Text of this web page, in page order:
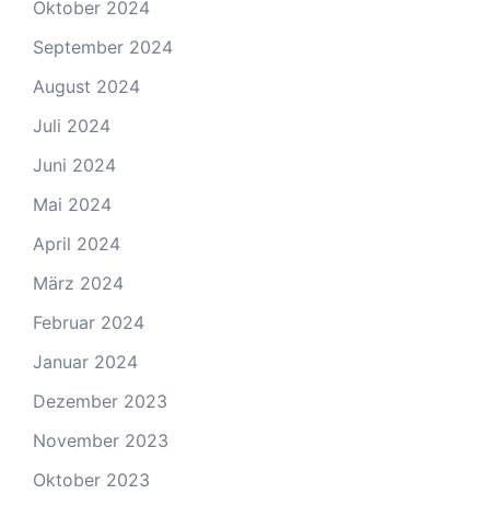
Oktober 2024
September 2024
August 2024
Juli 2024
Juni 2024
Mai 2024
April 2024
März 2024
Februar 2024
Januar 2024
Dezember 2023
November 2023
Oktober 2023